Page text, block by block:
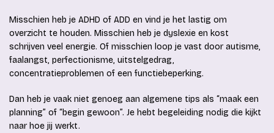
Misschien heb je ADHD of ADD en vind je het lastig om
overzicht te houden. Misschien heb je dyslexie en kost
schrijven veel energie. Of misschien loop je vast door autisme,
faalangst, perfectionisme, uitstelgedrag,
concentratieproblemen of een functiebeperking.
Dan heb je vaak niet genoeg aan algemene tips als “maak een
planning” of “begin gewoon”. Je hebt begeleiding nodig die kijkt
naar hoe jij werkt.